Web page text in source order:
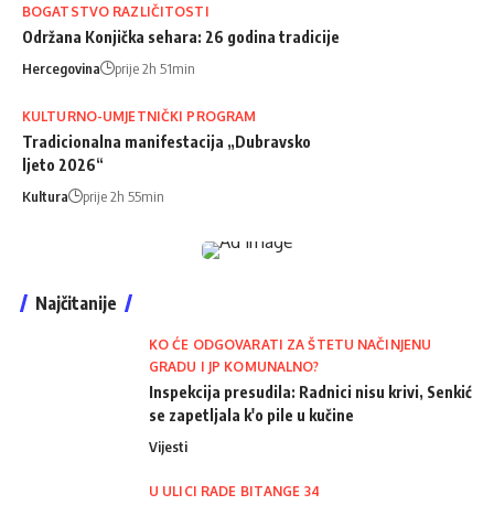
BOGATSTVO RAZLIČITOSTI
Održana Konjička sehara: 26 godina tradicije
Hercegovina prije 2h 51min
KULTURNO-UMJETNIČKI PROGRAM
Tradicionalna manifestacija „Dubravsko
ljeto 2026“
Kultura prije 2h 55min
Najčitanije
KO ĆE ODGOVARATI ZA ŠTETU NAČINJENU
GRADU I JP KOMUNALNO?
Inspekcija presudila: Radnici nisu krivi, Senkić
se zapetljala k'o pile u kučine
Vijesti
U ULICI RADE BITANGE 34